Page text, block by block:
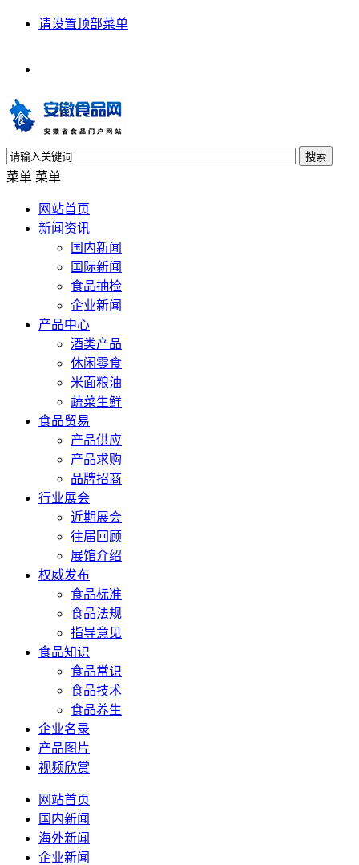
请设置顶部菜单
搜索
菜单 菜单
网站首页
新闻资讯
国内新闻
国际新闻
食品抽检
企业新闻
产品中心
酒类产品
休闲零食
米面粮油
蔬菜生鲜
食品贸易
产品供应
产品求购
品牌招商
行业展会
近期展会
往届回顾
展馆介绍
权威发布
食品标准
食品法规
指导意见
食品知识
食品常识
食品技术
食品养生
企业名录
产品图片
视频欣赏
网站首页
国内新闻
海外新闻
企业新闻